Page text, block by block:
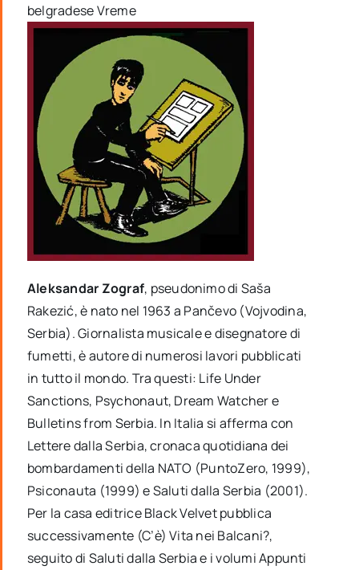
belgradese Vreme
Aleksandar Zograf, pseudonimo di Saša
Rakezić, è nato nel 1963 a Pančevo (Vojvodina,
Serbia). Giornalista musicale e disegnatore di
fumetti, è autore di numerosi lavori pubblicati
in tutto il mondo. Tra questi: Life Under
Sanctions, Psychonaut, Dream Watcher e
Bulletins from Serbia. In Italia si afferma con
Lettere dalla Serbia, cronaca quotidiana dei
bombardamenti della NATO (PuntoZero, 1999),
Psiconauta (1999) e Saluti dalla Serbia (2001).
Per la casa editrice Black Velvet pubblica
successivamente (C’è) Vita nei Balcani?,
seguito di Saluti dalla Serbia e i volumi Appunti